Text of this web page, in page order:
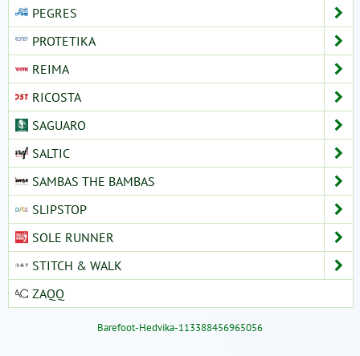
PEGRES
PROTETIKA
REIMA
RICOSTA
SAGUARO
SALTIC
SAMBAS THE BAMBAS
SLIPSTOP
SOLE RUNNER
STITCH & WALK
ZAQQ
Barefoot-Hedvika-113388456965056